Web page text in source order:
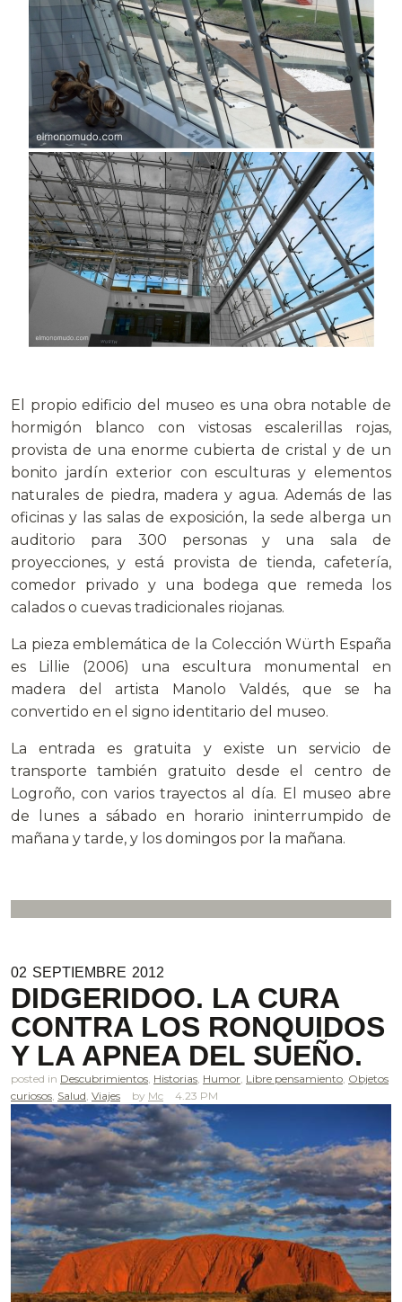
El propio edificio del museo es una obra notable de
hormigón blanco con vistosas escalerillas rojas,
provista de una enorme cubierta de cristal y de un
bonito jardín exterior con esculturas y elementos
naturales de piedra, madera y agua. Además de las
oficinas y las salas de exposición, la sede alberga un
auditorio para 300 personas y una sala de
proyecciones, y está provista de tienda, cafetería,
comedor privado y una bodega que remeda los
calados o cuevas tradicionales riojanas.
La pieza emblemática de la Colección Würth España
es Lillie (2006) una escultura monumental en
madera del artista Manolo Valdés, que se ha
convertido en el signo identitario del museo.
La entrada es gratuita y existe un servicio de
transporte también gratuito desde el centro de
Logroño, con varios trayectos al día. El museo abre
de lunes a sábado en horario ininterrumpido de
mañana y tarde, y los domingos por la mañana.
02 SEPTIEMBRE 2012
DIDGERIDOO. LA CURA
CONTRA LOS RONQUIDOS
Y LA APNEA DEL SUEÑO.
posted in Descubrimientos Historias Humor Libre pensamiento Objetos
curiosos Salud Viajes Mc 4.23 PM